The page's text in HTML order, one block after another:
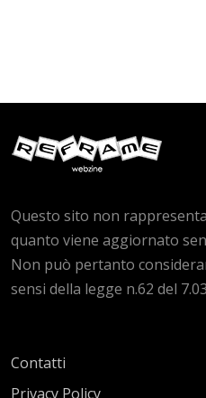
Questo sito non
quanto viene aggiornato
Non può pertanto
sensi della legge n.62 del
Contatti
Privacy Policy